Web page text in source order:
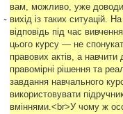
-
вам, можливо, уже
вихід із таких ситуацій.
відповідь під час
цього курсу — не
правових актів, а навчити
правомірні рішення та
завдання навчального
використовувати
вміннями.<br>У чому ж